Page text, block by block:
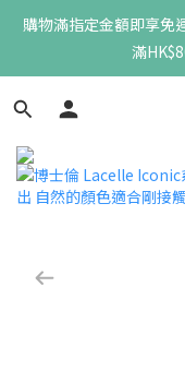
購物滿指定金額即享免
滿